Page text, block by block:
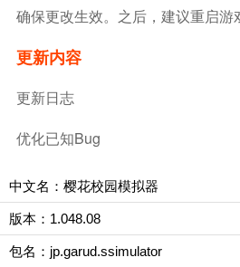
确保更改生效。之后，建议重启游
更新内容
更新日志
优化已知bug
中文名：樱花校园模拟器
版本：1.048.08
包名：jp.garud.ssimulator